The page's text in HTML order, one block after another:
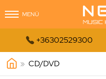
MENÜ
 +36302529300
» CD/DVD